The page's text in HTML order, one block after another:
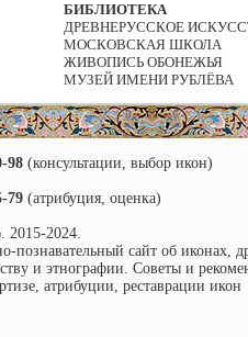
БИБЛИОТЕКА
ДРЕВНЕРУССКОЕ
МОСКОВСКАЯ ШКОЛА
ЖИВОПИСЬ ОБОНЕЖЬЯ
МУЗЕЙ ИМЕНИ РУБЛЁВА
98 (консультации, выбор икон)
79 (атрибуция, оценка)
2015-2024.
познавательный сайт об иконах,
и этнографии. Советы и
атрибуции, реставрации икон